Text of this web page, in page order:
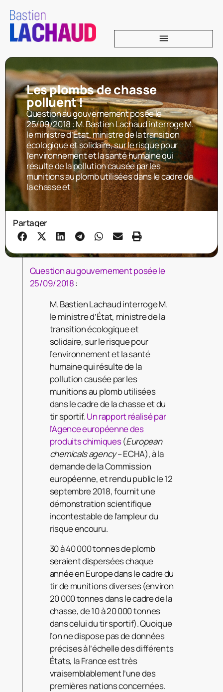
Les plombs de chasse
polluent !
Question au gouvernement posée le
25/09/2018 : M. Bastien Lachaud interroge M.
le ministre d’État, ministre de la transition
écologique et solidaire, sur le risque pour
l’environnement et la santé humaine qui
résulte de la pollution causée par les
munitions au plomb utilisées dans le cadre de
la chasse et
Partager
Question au gouvernement posée le
25/09/2018:
M. Bastien Lachaud interroge M.
le ministre d’État, ministre de la
transition écologique et
solidaire, sur le risque pour
l’environnement et la santé
humaine qui résulte de la
pollution causée par les
munitions au plomb utilisées
dans le cadre de la chasse et du
tir sportif. Un rapport réalisé par
l’Agence européenne des
produits chimiques(European
chemicals agency– ECHA), à la
demande de la Commission
européenne, et rendu public le 12
septembre 2018, fournit une
démonstration scientifique
incontestable de l’ampleur du
risque encouru.
30 à 40 000 tonnes de plomb
seraient dispersées chaque
année en Europe dans le cadre du
tir de munitions diverses (environ
20 000 tonnes dans le cadre de la
chasse, de 10 à 20 000 tonnes
dans celui du tir sportif). Quoique
l’on ne dispose pas de données
précises à l’échelle des différents
États, la France est très
vraisemblablement l’une des
premières nations concernées.